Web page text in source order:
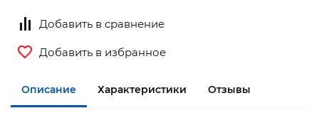
Добавить в сравнение
Добавить в избранное
Описание Характеристики Отзывы